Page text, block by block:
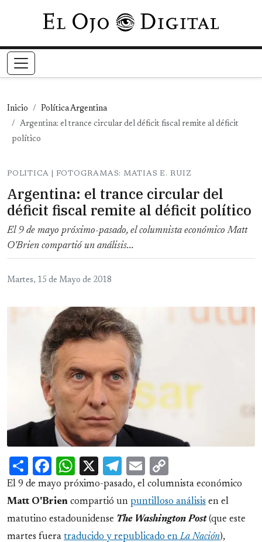
Pasar al contenido principal
Inicio
Política Argentina
Argentina: el trance circular del déficit fiscal remite al déficit
político
POLITICA | FOTOGRAMAS: MATIAS E. RUIZ
Argentina: el trance circular del
déficit fiscal remite al déficit político
El 9 de mayo próximo-pasado, el columnista económico Matt
O'Brien compartió un análisis...
Martes, 15 de Mayo de 2018
ShareFacebook
WhatsApp
X Telegram
Email
Link
El 9 de mayo próximo-pasado, el columnista económico
Matt O'Brien compartió un puntilloso análisis en el
matutino estadounidense The Washington Post(que este
martes fuera traducido y republicado enLa Nación),